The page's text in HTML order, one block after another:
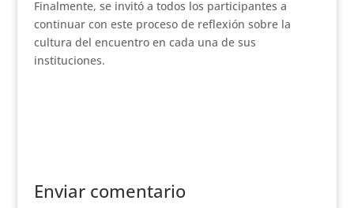
Finalmente, se invitó a todos los participantes a
continuar con este proceso de reflexión sobre la
cultura del encuentro en cada una de sus
instituciones.
Enviar comentario